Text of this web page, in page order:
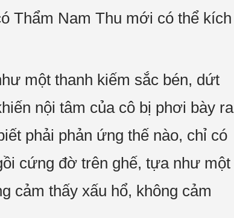
Thẩm Nam Thu mới có thể kích
một thanh kiếm sắc bén, dứt
nội tâm của cô bị phơi bày ra
phải phản ứng thế nào, chỉ có
cứng đờ trên ghế, tựa như một
cảm thấy xấu hổ, không cảm